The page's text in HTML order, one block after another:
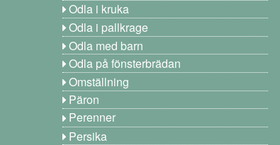
Odla i kruka
Odla i pallkrage
Odla med barn
Odla på fönsterbrädan
Omställning
Päron
Perenner
Persika